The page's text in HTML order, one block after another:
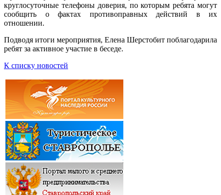
круглосуточные телефоны доверия, по которым ребята могут
сообщить о фактах противоправных действий в их
отношении.
Подводя итоги мероприятия, Елена Шерстобит поблагодарила
ребят за активное участие в беседе.
К списку новостей